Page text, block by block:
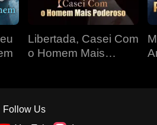
Libertada, Casei Com
o Homem Mais
Follow Us